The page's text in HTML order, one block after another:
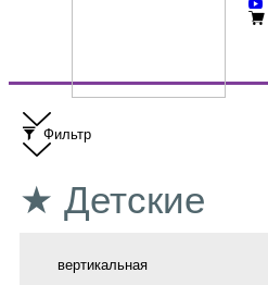
Фильтр
★ Детские
вертикальная